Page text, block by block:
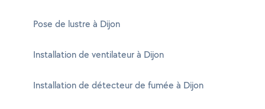
Pose de lustre à Dijon
Installation de ventilateur à Dijon
Installation de détecteur de fumée à Dijon